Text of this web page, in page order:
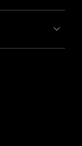
допомога